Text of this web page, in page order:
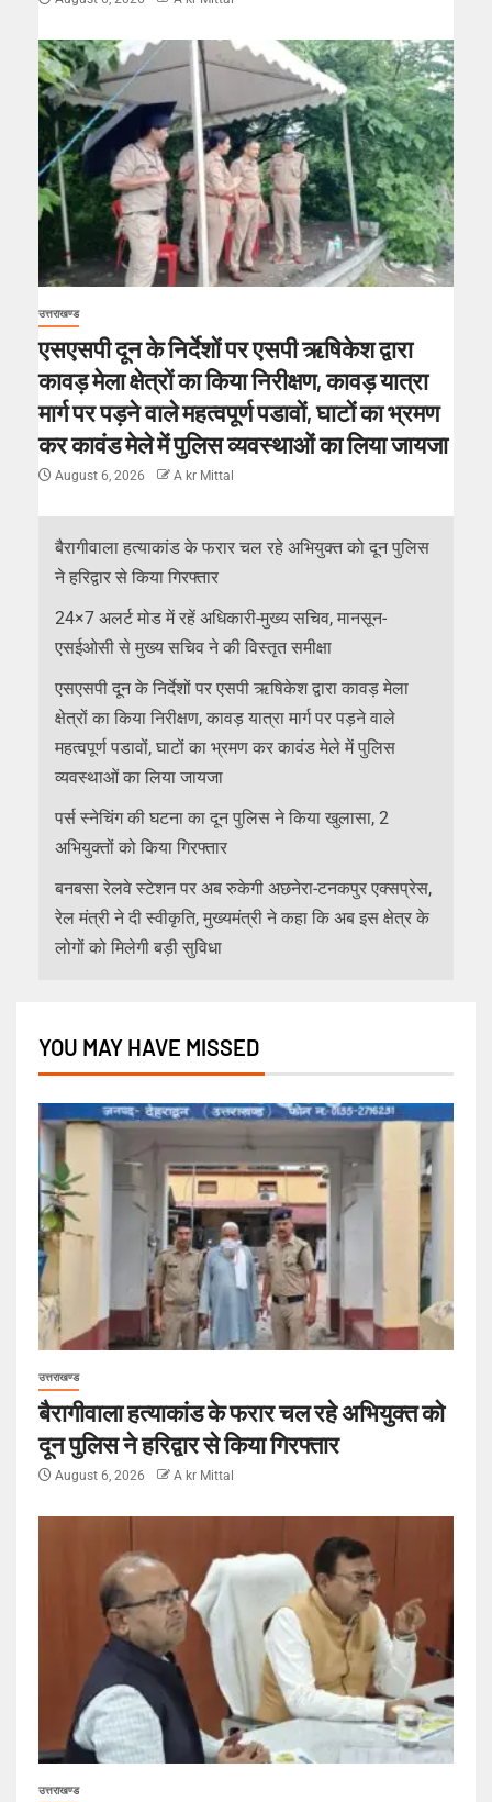
उत्तराखण्ड
एसएसपी दून के निर्देशों पर एसपी ऋषिकेश द्वारा
कावड़ मेला क्षेत्रों का किया निरीक्षण, कावड़ यात्रा
मार्ग पर पड़ने वाले महत्वपूर्ण पडावों, घाटों का भ्रमण
कर कावंड मेले में पुलिस व्यवस्थाओं का लिया जायजा
August 6, 2026 A kr Mittal
बैरागीवाला हत्याकांड के फरार चल रहे अभियुक्त को दून पुलिस
ने हरिद्वार से किया गिरफ्तार
24×7 अलर्ट मोड में रहें अधिकारी-मुख्य सचिव, मानसून-
एसईओसी से मुख्य सचिव ने की विस्तृत समीक्षा
एसएसपी दून के निर्देशों पर एसपी ऋषिकेश द्वारा कावड़ मेला
क्षेत्रों का किया निरीक्षण, कावड़ यात्रा मार्ग पर पड़ने वाले
महत्वपूर्ण पडावों, घाटों का भ्रमण कर कावंड मेले में पुलिस
व्यवस्थाओं का लिया जायजा
पर्स स्नेचिंग की घटना का दून पुलिस ने किया खुलासा, 2
अभियुक्तों को किया गिरफ्तार
बनबसा रेलवे स्टेशन पर अब रुकेगी अछनेरा-टनकपुर एक्सप्रेस,
रेल मंत्री ने दी स्वीकृति, मुख्यमंत्री ने कहा कि अब इस क्षेत्र के
लोगों को मिलेगी बड़ी सुविधा
YOU MAY HAVE MISSED
उत्तराखण्ड
बैरागीवाला हत्याकांड के फरार चल रहे अभियुक्त को
दून पुलिस ने हरिद्वार से किया गिरफ्तार
August 6, 2026 A kr Mittal
उत्तराखण्ड